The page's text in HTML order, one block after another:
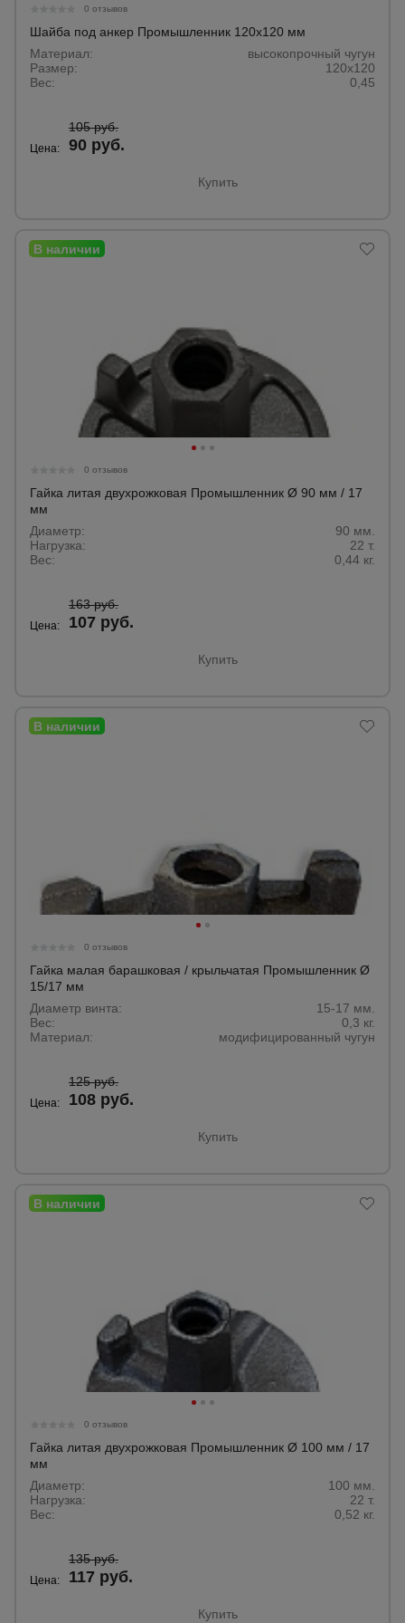
0 отзывов
Шайба под анкер Промышленник 120х120 мм
Материал:
высокопрочный чугун
Размер:
120х120
Вес:
0,45
Цена:
105 руб.
90 руб.
Купить
0 отзывов
Гайка литая двухрожковая Промышленник Ø 90 мм / 17
мм
Диаметр:
90 мм.
Нагрузка:
22 т.
Вес:
0,44 кг.
Цена:
163 руб.
107 руб.
Купить
0 отзывов
Гайка малая барашковая / крыльчатая Промышленник Ø
15/17 мм
Диаметр винта:
15-17 мм.
Вес:
0,3 кг.
Материал:
модифицированный чугун
Цена:
125 руб.
108 руб.
Купить
0 отзывов
Гайка литая двухрожковая Промышленник Ø 100 мм / 17
мм
Диаметр:
100 мм.
Нагрузка:
22 т.
Вес:
0,52 кг.
Цена:
135 руб.
117 руб.
Купить
и
Сварочные
аппараты
пушки
Металл и